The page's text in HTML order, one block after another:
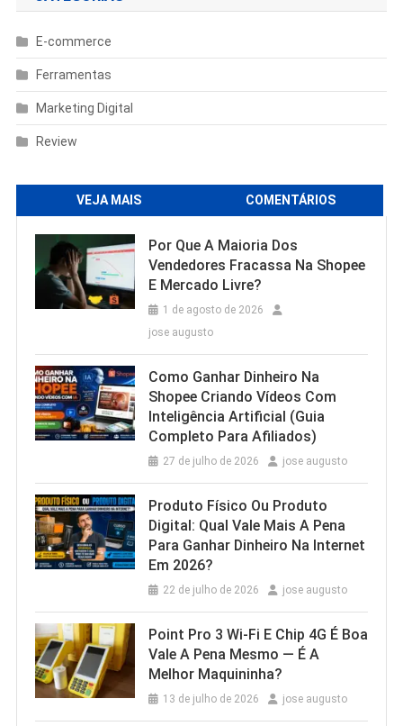
E-commerce
Ferramentas
Marketing Digital
Review
VEJA MAIS COMENTÁRIOS
Por Que A Maioria Dos
Vendedores Fracassa Na Shopee
E Mercado Livre?
1 de agosto de 2026
jose augusto
Como Ganhar Dinheiro Na
Shopee Criando Vídeos Com
Inteligência Artificial (Guia
Completo Para Afiliados)
27 de julho de 2026 jose augusto
Produto Físico Ou Produto
Digital: Qual Vale Mais A Pena
Para Ganhar Dinheiro Na Internet
Em 2026?
22 de julho de 2026 jose augusto
Point Pro 3 Wi‑Fi E Chip 4G É Boa
Vale A Pena Mesmo — É A
Melhor Maquininha?
13 de julho de 2026 jose augusto